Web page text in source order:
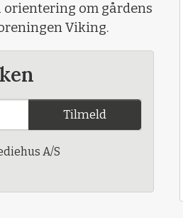
om gårdens
Viking.
Tilmeld
A/S